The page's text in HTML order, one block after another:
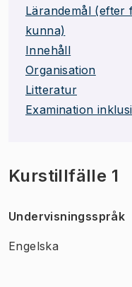
Lärandemål (efter
kunna)
Innehåll
Organisation
Litteratur
Examination
Kurstillfälle 1
Undervisningsspråk
Engelska